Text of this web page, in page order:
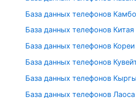
База данных телефонов
База данных телефонов Китая
База данных телефонов Кореи
База данных телефонов
База данных телефонов
База данных телефонов Лаоса